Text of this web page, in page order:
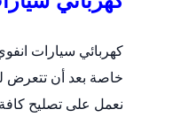
كهربائي سيارات
خاصة بعد أن تتعرض
نعمل على تصليح